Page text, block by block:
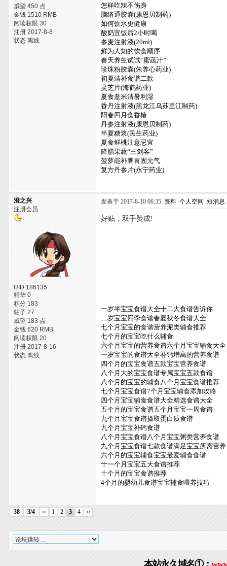
威望 450 点
金钱 1510 RMB
阅读权限 30
注册 2017-8-8
状态 离线
怎样吃辣不伤身
脑络通胶囊(康恩贝制药)
如何饮水更健康
酸奶宜饭后2小时喝
参麦注射液(20ml)
鲜为人知的饮食顺序
春天养生试试“蜜蔬汁”
珍珠粉胶囊(朱养心药业)
初夏清补食谱二款
灵芝片(海鹤药业)
夏食薏米清暑利湿
香丹注射液(黑龙江乌苏里江制药)
阳春四月食香椿
丹参注射液(康恩贝制药)
半夏糖浆(民生药业)
夏食鲜桃注意忌宜
降脂果蔬“三剑客”
菠萝能补脾胃固元气
复方丹参片(永宁药业)
澄之兴
注册会员
UID 186135
精华 0
积分 183
帖子 27
威望 183 点
金钱 620 RMB
阅读权限 20
注册 2017-8-16
状态 离线
发表于 2017-8-18 06:35 资料 个人空间 短消息
好贴，双手赞成!
一岁半宝宝食谱大全十二大食谱告诉你
二岁宝宝四季食谱春夏秋冬食谱大全
七个月宝宝的食谱营养泥类辅食推荐
七个月的宝宝吃什么辅食
六个月宝宝的营养食谱六个月宝宝辅食大全
一岁宝宝的食谱大全补钙增高的营养食谱
四个月的宝宝食谱五款宝宝营养食谱
八个月大的宝宝食谱专属宝宝五款食谱
八个月的宝宝的辅食八个月宝宝食谱推荐
七个月宝宝食谱7个月宝宝辅食添加攻略
四个月宝宝辅食食谱大全精选食谱大全
五个月的宝宝食谱五个月宝宝一周食谱
九个月宝宝食谱摄取蛋白质食谱
九个月宝宝补钙食谱
八个月宝宝食谱八个月宝宝粥类营养食谱
九个月宝宝食谱七款食谱满足宝宝所需营养
六个月的宝宝辅食宝宝最爱辅食食谱
十一个月宝宝五大食谱推荐
十个月的宝宝食谱推荐
4个月的婴幼儿食谱宝宝辅食喂养技巧
38 3/4 ‹‹ 1 2 3 4 ››
本站永久域名①：